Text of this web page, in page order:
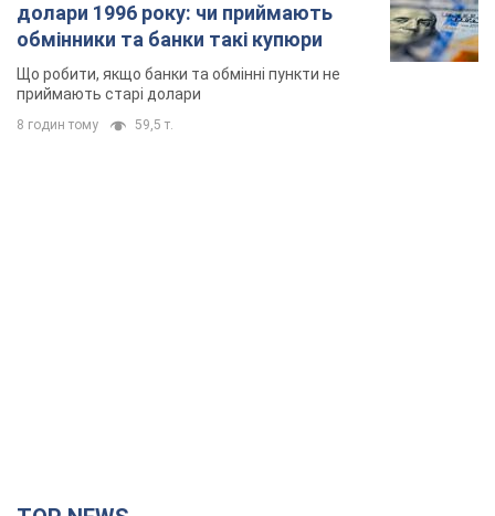
долари 1996 року: чи приймають
обмінники та банки такі купюри
Що робити, якщо банки та обмінні пункти не
приймають старі долари
8 годин тому 59,5 т.